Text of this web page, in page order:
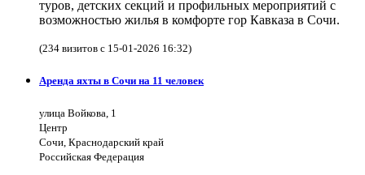
туров, детских секций и профильных мероприятий с
возможностью жилья в комфорте гор Кавказа в Сочи.
(234 визитов с 15-01-2026 16:32)
Аренда яхты в Сочи на 11 человек
улица Войкова, 1
Центр
Сочи, Краснодарский край
Российская Федерация